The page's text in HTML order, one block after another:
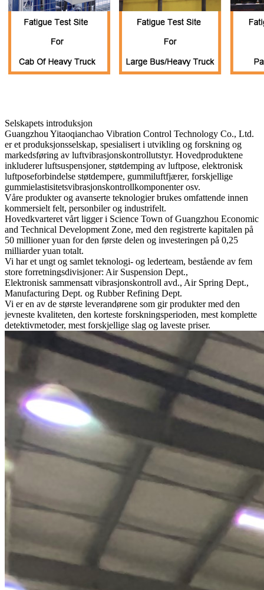
Selskapets introduksjon
Guangzhou Yitaoqianchao Vibration Control Technology Co., Ltd.
er et produksjonsselskap, spesialisert i utvikling og forskning og
markedsføring av luftvibrasjonskontrollutstyr. Hovedproduktene
inkluderer luftsuspensjoner, støtdemping av luftpose, elektronisk
luftposeforbindelse støtdempere, gummiluftfjærer, forskjellige
gummielastisitetsvibrasjonskontrollkomponenter osv.
Våre produkter og avanserte teknologier brukes omfattende innen
kommersielt felt, personbiler og industrifelt.
Hovedkvarteret vårt ligger i Science Town of Guangzhou Economic
and Technical Development Zone, med den registrerte kapitalen på
50 millioner yuan for den første delen og investeringen på 0,25
milliarder yuan totalt.
Vi har et ungt og samlet teknologi- og lederteam, bestående av fem
store forretningsdivisjoner: Air Suspension Dept.,
Elektronisk sammensatt vibrasjonskontroll avd., Air Spring Dept.,
Manufacturing Dept. og Rubber Refining Dept.
Vi er en av de største leverandørene som gir produkter med den
jevneste kvaliteten, den korteste forskningsperioden, mest komplette
detektivmetoder, mest forskjellige slag og laveste priser.